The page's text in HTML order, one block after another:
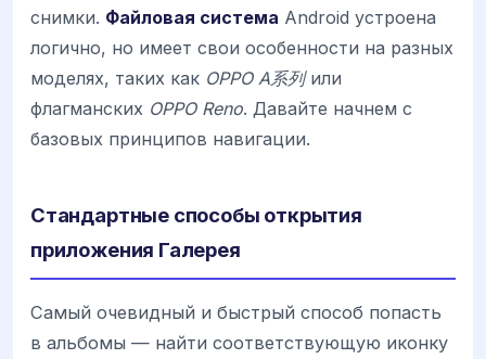
снимки. Файловая система Android устроена
логично, но имеет свои особенности на разных
моделях, таких как OPPO A系列или
флагманских OPPO Reno. Давайте начнем с
базовых принципов навигации.
Стандартные способы открытия
приложения Галерея
Самый очевидный и быстрый способ попасть
в альбомы — найти соответствующую иконку